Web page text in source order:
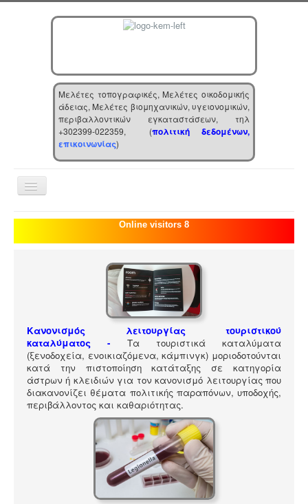
Μελέτες τοπογραφικές, Μελέτες οικοδομικής
άδειας, Μελέτες βιομηχανικών, υγειονομικών,
περιβαλλοντικών εγκαταστάσεων, τηλ
+302399-022359, (πολιτική δεδομένων,
επικοινωνίας)
Toggle
Navigation
Αρχική
Επιχείρηση
Αναζήτηση
Online visitors 8
Κανονισμός λειτουργίας τουριστικού
καταλύματος
- Τα τουριστικά καταλύματα
(ξενοδοχεία, ενοικιαζόμενα, κάμπινγκ) μοριοδοτούνται
κατά την πιστοποίηση κατάταξης σε κατηγορία
άστρων ή κλειδιών για τον κανονισμό λειτουργίας που
διακανονίζει θέματα πολιτικής παραπόνων, υποδοχής,
περιβάλλοντος και καθαριότητας.